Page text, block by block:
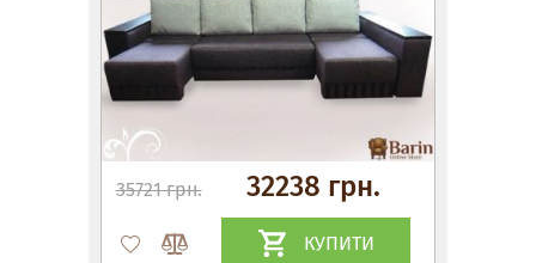
35721 грн. 32238 грн.
КУПИТИ